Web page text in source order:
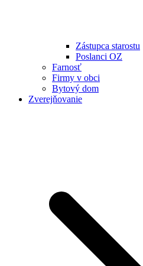
Zástupca starostu
Poslanci OZ
Farnosť
Firmy v obci
Bytový dom
Zverejňovanie